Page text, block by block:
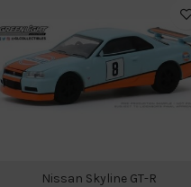
Nissan Skyline GT-R